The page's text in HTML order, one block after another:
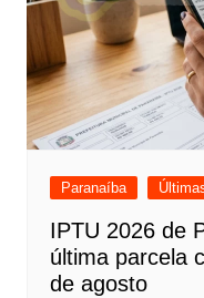
Paranaíba
IPTU 2026 de
última parcela
de agosto